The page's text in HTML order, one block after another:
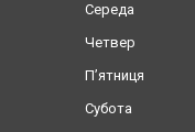
Середа
Четвер
Пʼятниця
Субота